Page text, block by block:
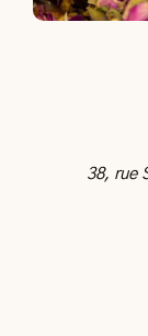
38, rue